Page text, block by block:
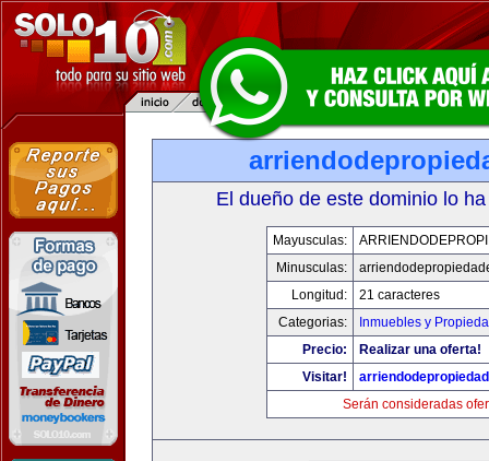
El dueño de este dominio lo
Mayusculas:
Minusculas:
Longitud:
21 caracteres
Categorias:
Inmuebles y
Precio:
Realizar una oferta!
Visitar!
Serán consideradas